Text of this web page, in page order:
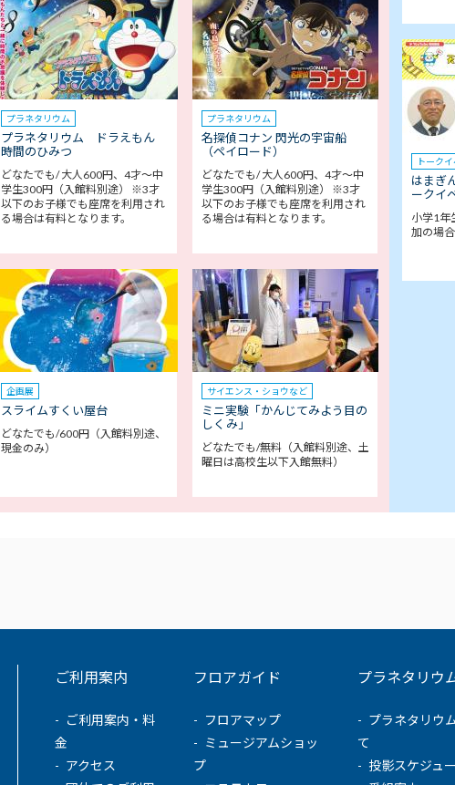
プラネタリウム
プラネタリウム ドラえもん
時間のひみつ
どなたでも/ 大人600円、4才～中
学生300円（入館料別途） ※3才
以下のお子様でも座席を利用され
る場合は有料となります。
プラネタリウム
名探偵コナン 閃光の宇宙船
（ペイロード）
どなたでも/ 大人600円、4才～中
学生300円（入館料別途） ※3才
以下のお子様でも座席を利用され
る場合は有料となります。
企画展
スライムすくい屋台
どなたでも/600円（入館料別途、
現金のみ）
サイエンス・ショウなど
ミニ実験「かんじてみよう目の
しくみ」
どなたでも/無料（入館料別途、土
曜日は高校生以下入館無料）
トーク
はまぎ
ークイ
小学1
加の場
ご利用案内
ご利用案内・料
金
アクセス
フロアガイド
フロアマップ
ミュージアムショッ
プ
プラネタリウ
プラネタリウ
て
投影スケジュ